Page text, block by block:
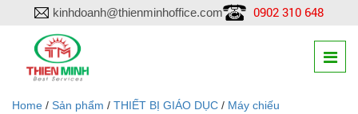
kinhdoanh@thienminhoffice.com 0902 310 648
Home / Sản phẩm / THIẾT BỊ GIÁO DỤC / Máy chiếu